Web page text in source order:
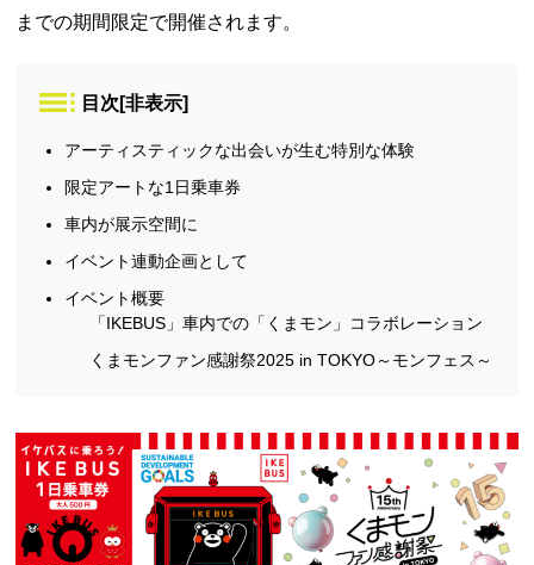
までの期間限定で開催されます。
目次 [非表示]
アーティスティックな出会いが生む特別な体験
限定アートな1日乗車券
車内が展示空間に
イベント連動企画として
イベント概要
「IKEBUS」車内での「くまモン」コラボレーション
くまモンファン感謝祭2025 in TOKYO～モンフェス～